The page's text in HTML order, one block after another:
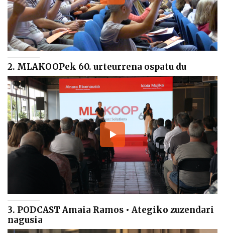
2. MLAKOOPek 60. urteurrena ospatu du
3. PODCAST Amaia Ramos • Ategiko zuzendari
nagusia